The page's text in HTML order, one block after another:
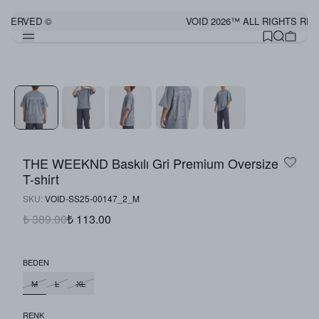
© VOID 2026™ ALL RIGHTS
THE WEEKND Baskılı Gri Premium Oversize
T-shirt
SKU: VOID-SS25-00147_2_M
₺ 389.00₺ 113.00
BEDEN
M
L XL
RENK